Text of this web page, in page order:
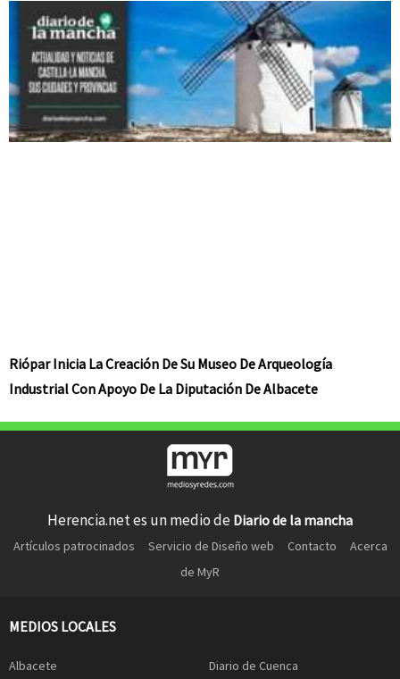
Riópar Inicia La Creación De Su Museo De Arqueología
Industrial Con Apoyo De La Diputación De Albacete
Herencia.net es un medio de Diario de la mancha
Artículos patrocinados Servicio de Diseño web Contacto
Acerca
de MyR
MEDIOS LOCALES
Albacete Diario de Cuenca